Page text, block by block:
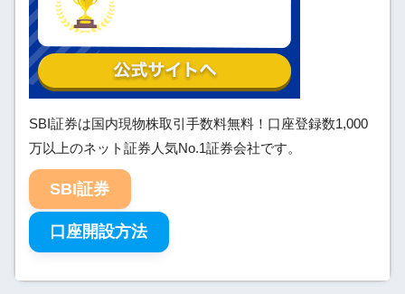
SBI証券は国内現物株取引手数料無料！口座登録数1,000
万以上のネット証券人気No.1証券会社です。
SBI証券
口座開設方法